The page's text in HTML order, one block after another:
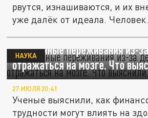
рвутся, изнашиваются, и их
уже далёк от идеала.
Постоянные переживания из-
отражаться на мозге. Что
НАУКА
27 ИЮЛЯ 20:41
Ученые выяснили, как
трудности могут влиять на